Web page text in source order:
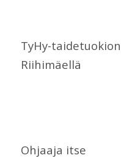
TyHy-
Riihimäellä
Ohjaaja itse